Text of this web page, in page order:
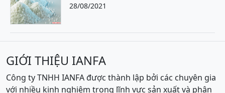
28/08/2021
GIỚI THIỆU IANFA
Công ty TNHH IANFA được thành lập bởi các chuyên gia
với nhiều kinh nghiệm trong lĩnh vực sản xuất và phân